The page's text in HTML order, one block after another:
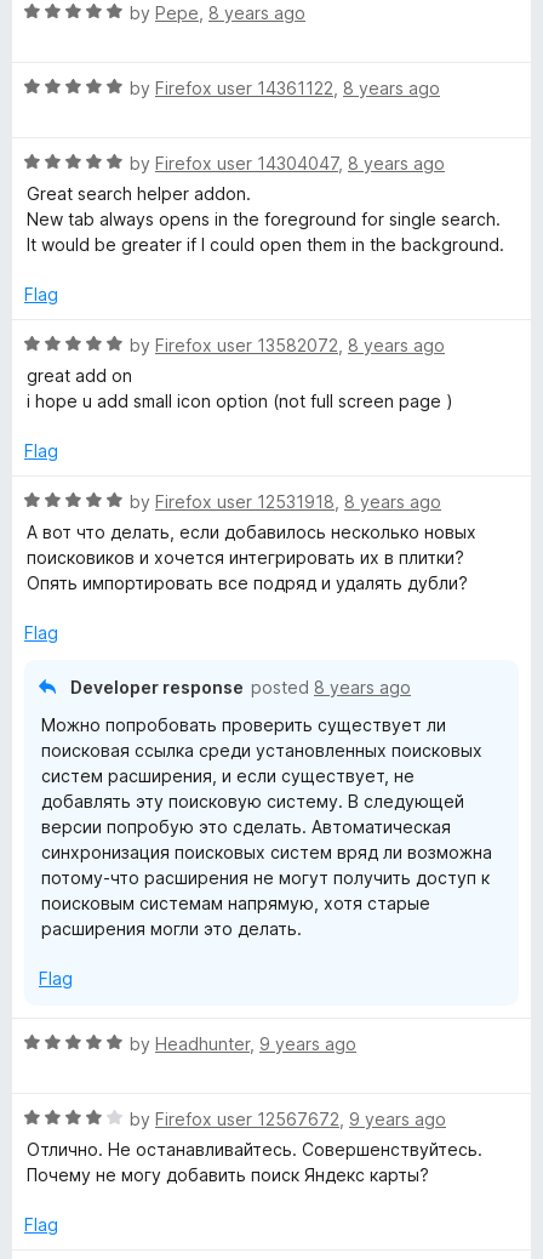
e
r
R
e
o
u
t
o
5
by Pepe 8 years ago
R
e
d
5
o
t
f
by Firefox user 14361122 8 years ago
R
a
t
e
5
u
o
5
by Firefox user 14304047, 8 years ago
Great search helper addon.
New tab always opens in the foreground for single search.
It would be greater if I could open them in the background.
Flag
R
a
t
d
o
u
o
5
by Firefox user 13582072 8 years ago
great add on
i hope u add small icon option (not full screen page )
Flag
R
a
t
e
5
by Firefox user 12531918 8 years ago
А вот что делать, если добавилось несколько новых
поисковиков и хочется интегрировать их в плитки?
Опять импортировать все подряд и удалять дубли?
Flag
Developer response posted 8 years ago
Можно попробовать проверить существует ли
поисковая ссылка среди установленных поисковых
систем расширения, и если существует, не
добавлять эту поисковую систему. В следующей
версии попробую это сделать. Автоматическая
синхронизация поисковых систем вряд ли возможна
потому-что расширения не могут получить доступ к
поисковым системам напрямую, хотя старые
расширения могли это делать.
Flag
R
e
d
5
u
by Headhunter, 9 years ago
R
a
t
d
by Firefox user 12567672 9 years ago
Отлично. Не останавливайтесь. Совершенствуйтесь.
Почему не могу добавить поиск Яндекс карты?
Flag